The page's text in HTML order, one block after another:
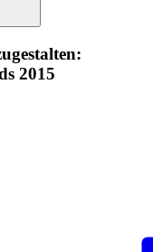
2015